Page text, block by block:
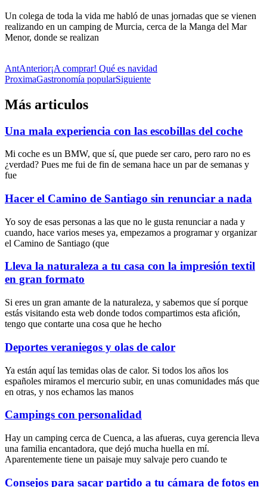
Un colega de toda la vida me habló de unas jornadas que se vienen
realizando en un camping de Murcia, cerca de la Manga del Mar
Menor, donde se realizan
AntAnterior¡A comprar! Qué es navidad
ProximaGastronomía popularSiguiente
Más articulos
Una mala experiencia con las escobillas del coche
Mi coche es un BMW, que sí, que puede ser caro, pero raro no es
¿verdad? Pues me fui de fin de semana hace un par de semanas y
fue
Hacer el Camino de Santiago sin renunciar a nada
Yo soy de esas personas a las que no le gusta renunciar a nada y
cuando, hace varios meses ya, empezamos a programar y organizar
el Camino de Santiago (que
Lleva la naturaleza a tu casa con la impresión textil
en gran formato
Si eres un gran amante de la naturaleza, y sabemos que sí porque
estás visitando esta web donde todos compartimos esta afición,
tengo que contarte una cosa que he hecho
Deportes veraniegos y olas de calor
Ya están aquí las temidas olas de calor. Si todos los años los
españoles miramos el mercurio subir, en unas comunidades más que
en otras, y nos echamos las manos
Campings con personalidad
Hay un camping cerca de Cuenca, a las afueras, cuya gerencia lleva
una familia encantadora, que dejó mucha huella en mí.
Aparentemente tiene un paisaje muy salvaje pero cuando te
Consejos para sacar partido a tu cámara de fotos en